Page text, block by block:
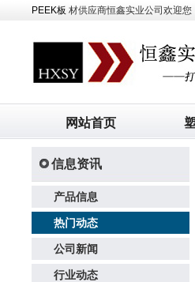
PEEK板 材供应商恒鑫实业公司欢迎
网站首页
信息资讯
产品信息
热门动态
公司新闻
行业动态